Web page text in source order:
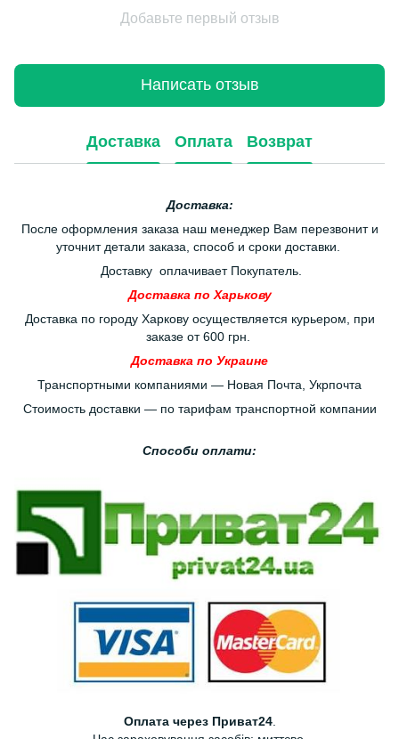
Добавьте первый отзыв
Написать отзыв
Доставка Оплата Возврат
Доставка:
После оформления заказа наш менеджер Вам перезвонит и
уточнит детали заказа, способ и сроки доставки.
Доставку оплачивает Покупатель.
Доставка по Харькову
Доставка по городу Харкову осуществляется курьером, при
заказе от 600 грн.
Доставка по Украине
Транспортными компаниями — Новая Почта, Укрпочта
Стоимость доставки — по тарифам транспортной компании
Способи оплати:
Оплата через Приват24.